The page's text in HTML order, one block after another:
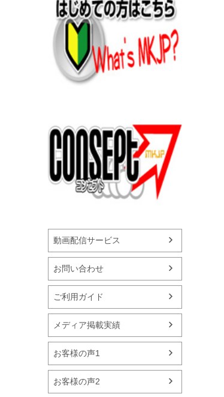
動画配信サービス
お問い合わせ
ご利用ガイド
メディア掲載実績
お客様の声1
お客様の声2